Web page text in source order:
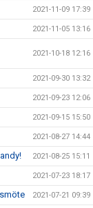
2021-11-09 17:39
2021-11-05 13:16
2021-10-18 12:16
2021-09-30 13:32
2021-09-23 12:06
2021-09-15 15:50
2021-08-27 14:44
2021-08-25 15:11
2021-07-23 18:17
2021-07-21 09:39